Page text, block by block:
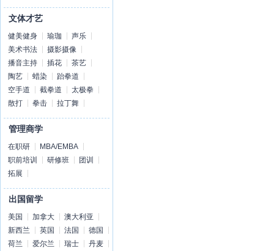
文体才艺
健美健身 瑜珈
声乐
美术书法
摄影摄像
播音主持
插花
茶艺
陶艺
蜡染
跆拳道
空手道
截拳道
太极拳
散打
拳击 拉丁舞
管理商学
在职研
MBA/EMBA
职前培训
研修班
团训
拓展
出国留学
美国 加拿大
澳大利亚
新西兰
英国 法国
德国
荷兰
爱尔兰 瑞士 丹麦